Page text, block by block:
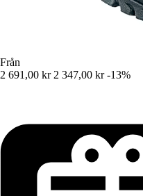
Från
2 691,00 kr 2 347,00 kr -13%